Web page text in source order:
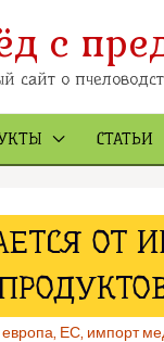
с
сайт о
СТАТЬИ
ОТ
европа, ЕС, импорт